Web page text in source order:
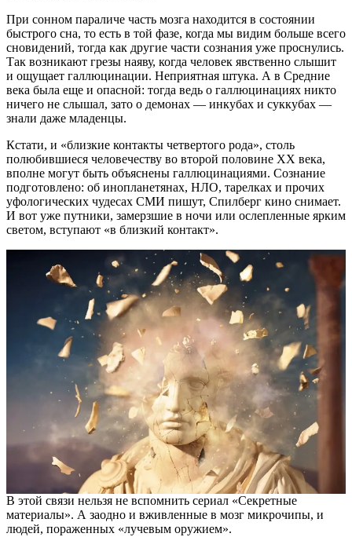
При сонном параличе часть мозга находится в состоянии
быстрого сна, то есть в той фазе, когда мы видим больше всего
сновидений, тогда как другие части сознания уже проснулись.
Так возникают грезы наяву, когда человек явственно слышит
и ощущает галлюцинации. Неприятная штука. А в Средние
века была еще и опасной: тогда ведь о галлюцинациях никто
ничего не слышал, зато о демонах — инкубах и суккубах —
знали даже младенцы.
Кстати, и «близкие контакты четвертого рода», столь
полюбившиеся человечеству во второй половине XX века,
вполне могут быть объяснены галлюцинациями. Сознание
подготовлено: об инопланетянах, НЛО, тарелках и прочих
уфологических чудесах СМИ пишут, Спилберг кино снимает.
И вот уже путники, замерзшие в ночи или ослепленные ярким
светом, вступают «в близкий контакт».
В этой связи нельзя не вспомнить сериал «Секретные
материалы». А заодно и вживленные в мозг микрочипы, и
людей, пораженных «лучевым оружием».